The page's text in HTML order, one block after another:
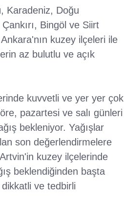
Karadeniz, Doğu
Bingöl ve Siirt
kuzey ilçeleri ile
az bulutlu ve açık
kuvvetli ve yer yer çok
pazartesi ve salı günleri
bekleniyor. Yağışlar
son değerlendirmelere
kuzey ilçelerinde
beklendiğinden başta
ve tedbirli